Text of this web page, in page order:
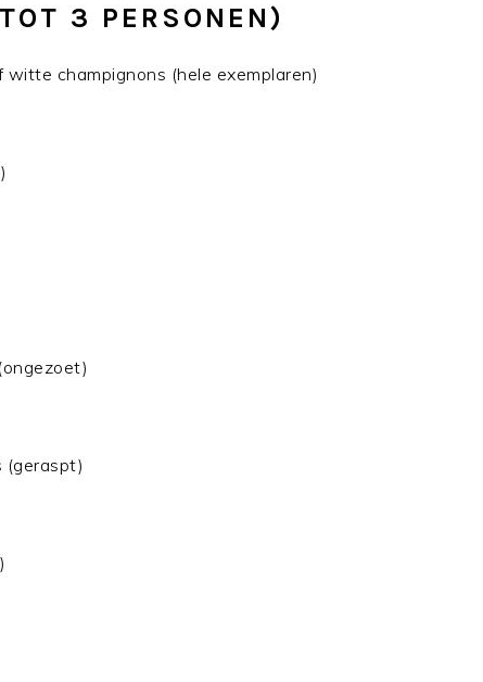
3 PERSONEN)
champignons (hele exemplaren)
(geraspt)